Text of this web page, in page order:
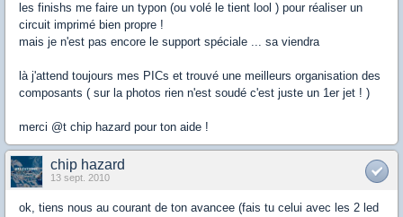
les finishs me faire un typon (ou volé le tient lool ) pour réaliser un
circuit imprimé bien propre !
mais je n'est pas encore le support spéciale ... sa viendra
là j'attend toujours mes PICs et trouvé une meilleurs organisation des
composants ( sur la photos rien n'est soudé c'est juste un 1er jet ! )
merci @t chip hazard pour ton aide !
chip hazard
13 sept. 2010
ok, tiens nous au courant de ton avancee (fais tu celui avec les 2 led